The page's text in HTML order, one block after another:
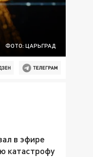
ФОТО: ЦАРЬГРАД
в эфире
катастрофу